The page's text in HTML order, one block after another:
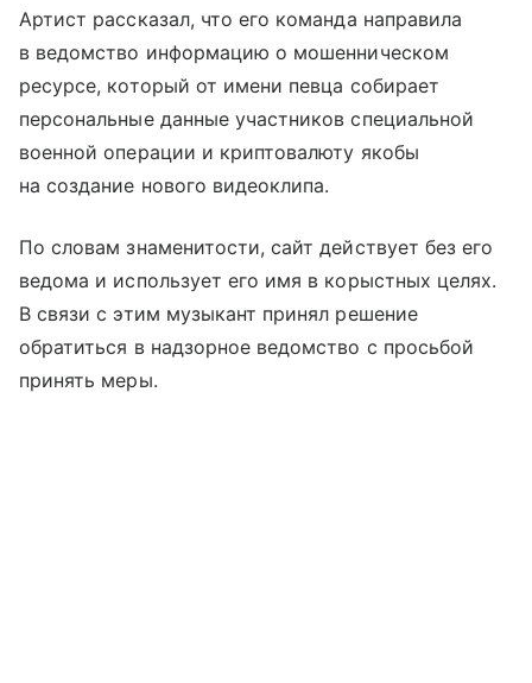
Артист рассказал, что его команда направила
в ведомство информацию о мошенническом
ресурсе, который от имени певца собирает
персональные данные участников специальной
военной операции и криптовалюту якобы
на создание нового видеоклипа.
По словам знаменитости, сайт действует без его
ведома и использует его имя в корыстных целях.
В связи с этим музыкант принял решение
обратиться в надзорное ведомство с просьбой
принять меры.